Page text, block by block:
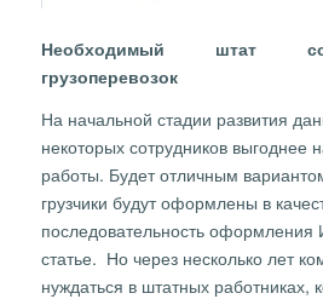
Необходимый штат
грузоперевозок
На начальной стадии развития
некоторых сотрудников выгоднее
работы. Будет отличным
грузчики будут оформлены в
последовательность оформления
статье. Но через несколько лет
нуждаться в штатных